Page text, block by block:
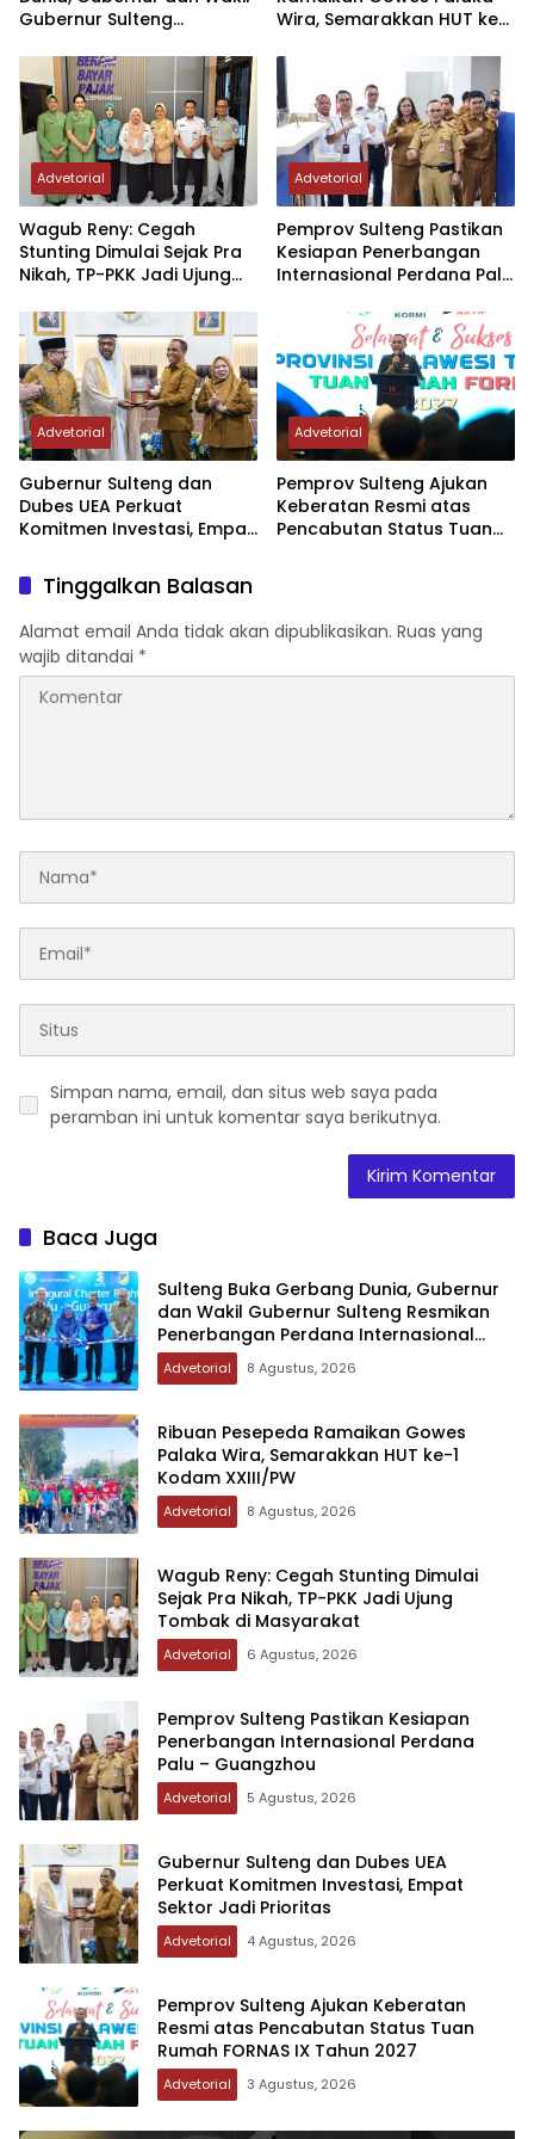
Gubernur Sulteng
Perdana Internasional
Palu-Guangzhou
Wira, Semarakkan HUT ke-1
Advetorial
Wagub Reny: Cegah
Stunting Dimulai Sejak Pra
Nikah, TP-PKK Jadi Ujung
Advetorial
Pemprov Sulteng Pastikan
Kesiapan Penerbangan
Internasional Perdana Palu
Advetorial
Gubernur Sulteng dan
Dubes UEA Perkuat
Komitmen Investasi, Empat
Advetorial
Pemprov Sulteng Ajukan
Keberatan Resmi atas
Pencabutan Status Tuan
Tinggalkan Balasan
Alamat email Anda tidak akan dipublikasikan. Ruas yang
wajib ditandai *
Simpan nama, email, dan situs web saya pada
peramban ini untuk komentar saya berikutnya.
Baca Juga
Sulteng Buka Gerbang Dunia, Gubernur
dan Wakil Gubernur Sulteng Resmikan
Penerbangan Perdana Internasional
Palu-Guangzhou
Advetorial 8 Agustus, 2026
Ribuan Pesepeda Ramaikan Gowes
Palaka Wira, Semarakkan HUT ke-1
Kodam XXIII/PW
Advetorial 8 Agustus, 2026
Wagub Reny: Cegah Stunting Dimulai
Sejak Pra Nikah, TP-PKK Jadi Ujung
Tombak di Masyarakat
Advetorial 6 Agustus, 2026
Pemprov Sulteng Pastikan Kesiapan
Penerbangan Internasional Perdana
Palu – Guangzhou
Advetorial 5 Agustus, 2026
Gubernur Sulteng dan Dubes UEA
Perkuat Komitmen Investasi, Empat
Sektor Jadi Prioritas
Advetorial 4 Agustus, 2026
Pemprov Sulteng Ajukan Keberatan
Resmi atas Pencabutan Status Tuan
Rumah FORNAS IX Tahun 2027
Advetorial 3 Agustus, 2026